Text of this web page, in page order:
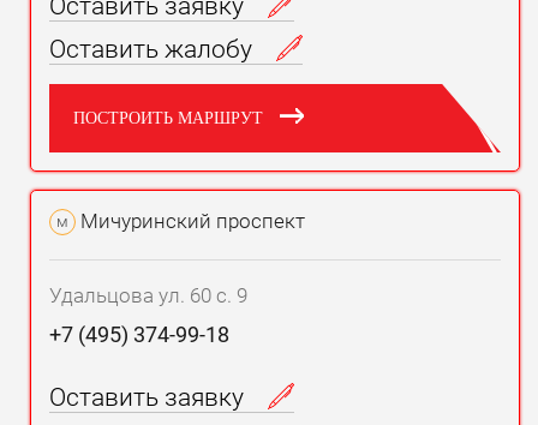
Оставить заявку
Оставить жалобу
ПОСТРОИТЬ МАРШРУТ
м Мичуринский проспект
Удальцова ул. 60 с. 9
+7 (495) 374-99-18
Оставить заявку